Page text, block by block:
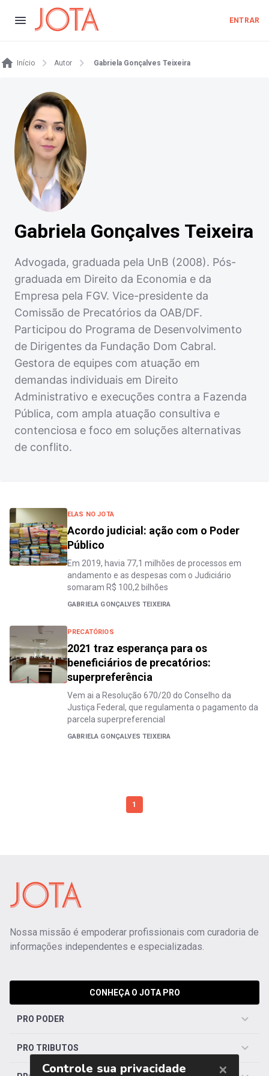
ENTRAR
Início Autor Gabriela Gonçalves Teixeira
Gabriela Gonçalves Teixeira
Advogada, graduada pela UnB (2008). Pós-
graduada em Direito da Economia e da
Empresa pela FGV. Vice-presidente da
Comissão de Precatórios da OAB/DF.
Participou do Programa de Desenvolvimento
de Dirigentes da Fundação Dom Cabral.
Gestora de equipes com atuação em
demandas individuais em Direito
Administrativo e execuções contra a Fazenda
Pública, com ampla atuação consultiva e
contenciosa e foco em soluções alternativas
de conflito.
ELAS NO JOTA
Acordo judicial: ação com o Poder
Público
Em 2019, havia 77,1 milhões de processos em
andamento e as despesas com o Judiciário
somaram R$ 100,2 bilhões
GABRIELA GONÇALVES TEIXEIRA
PRECATÓRIOS
2021 traz esperança para os
beneficiários de precatórios:
superpreferência
Vem ai a Resolução 670/20 do Conselho da
Justiça Federal, que regulamenta o pagamento da
parcela superpreferencial
GABRIELA GONÇALVES TEIXEIRA
1
Nossa missão é empoderar profissionais com curadoria de
informações independentes e especializadas.
CONHEÇA O JOTA PRO
PRO PODER
PRO TRIBUTOS